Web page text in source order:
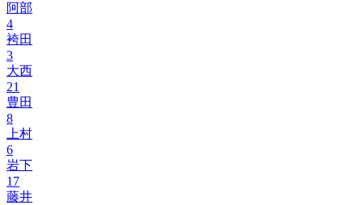
阿部
4
袴田
3
大西
21
豊田
8
上村
6
岩下
17
藤井